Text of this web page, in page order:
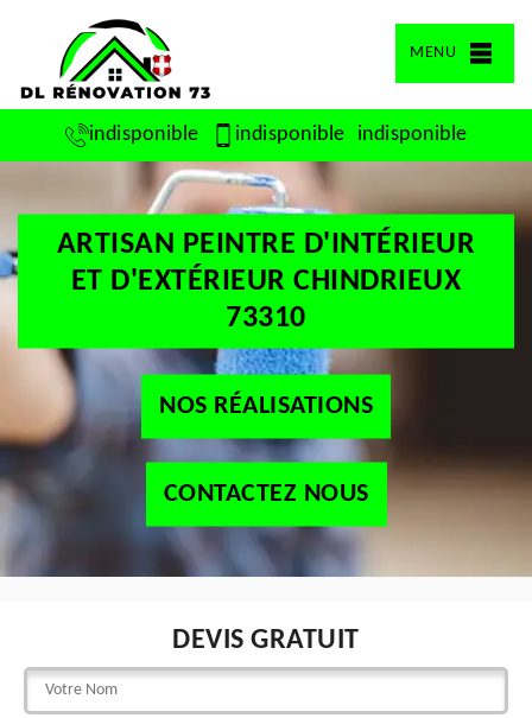
MENU
indisponible indisponible indisponible
ARTISAN PEINTRE D'INTÉRIEUR
ET D'EXTÉRIEUR CHINDRIEUX
73310
NOS RÉALISATIONS
CONTACTEZ NOUS
DEVIS GRATUIT